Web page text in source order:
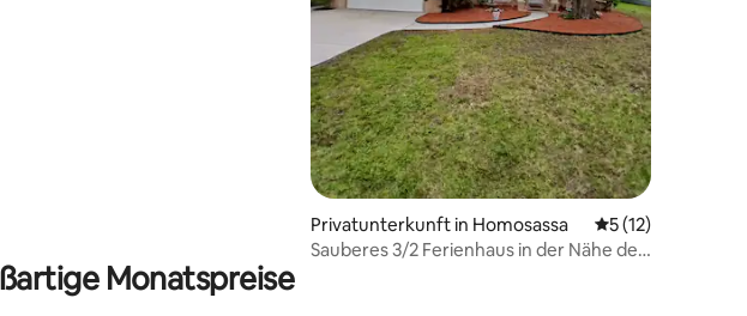
Bewertung: 5 von 5, 10 Bewertungen
Privatunterkunft in Homosassa Durchschnittliche
5 (12)
Sauberes 3/2 Ferienhaus in der Nähe des
Monatspreise